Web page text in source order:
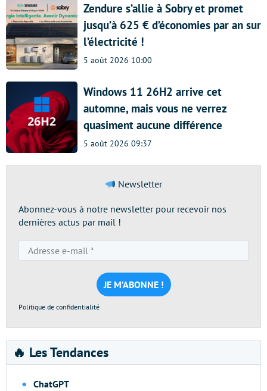
Zendure s’allie à Sobry et promet
jusqu’à 625 € d’économies par an sur
l’électricité !
5 août 2026 10:00
Windows 11 26H2 arrive cet
automne, mais vous ne verrez
quasiment aucune différence
5 août 2026 09:37
Newsletter
Abonnez-vous à notre newsletter pour recevoir nos
dernières actus par mail !
e-
mail
*
Politique de confidentialité
🔥 Les Tendances
ChatGPT